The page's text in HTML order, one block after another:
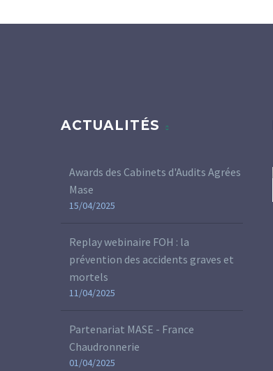
ACTUALITÉS
Awards des Cabinets d'Audits Agrées
Mase
15/04/2025
Replay webinaire FOH : la
prévention des accidents graves et
mortels
11/04/2025
Partenariat MASE - France
Chaudronnerie
01/04/2025